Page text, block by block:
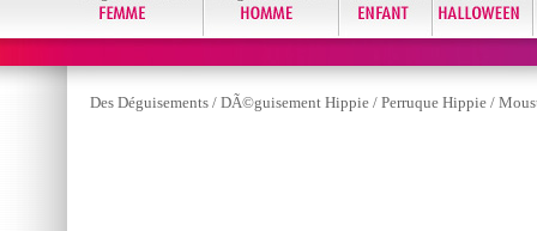
Des Déguisements / DÃ©guisement Hippie / Perruque Hippie /